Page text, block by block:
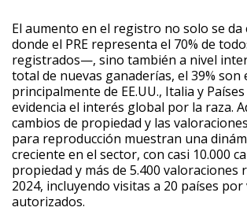
El aumento en el registro no solo se
donde el PRE representa el 70% de
registrados—, sino también a nivel
total de nuevas ganaderías, el 39% son
principalmente de EE.UU., Italia y
evidencia el interés global por la raza.
cambios de propiedad y las
para reproducción muestran una
creciente en el sector, con casi 10.000
propiedad y más de 5.400 valoraciones
2024, incluyendo visitas a 20 países
autorizados.